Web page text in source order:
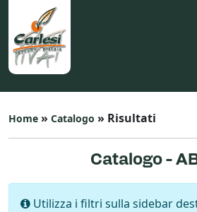
Home » Catalogo » Risultati
Catalogo -
Utilizza i filtri sulla sidebar